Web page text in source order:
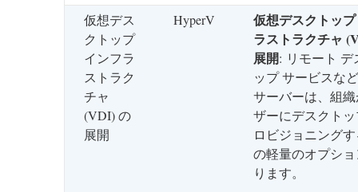
仮想デス
クトップ
インフラ
ストラク
チャ
(VDI) の
展開
HyperV
仮想デスクトッ
ラストラクチャ
展開: リモート デ
ップ サービスな
サーバーは、組
ザーにデスクト
ロビジョニング
の軽量のオプシ
ります。